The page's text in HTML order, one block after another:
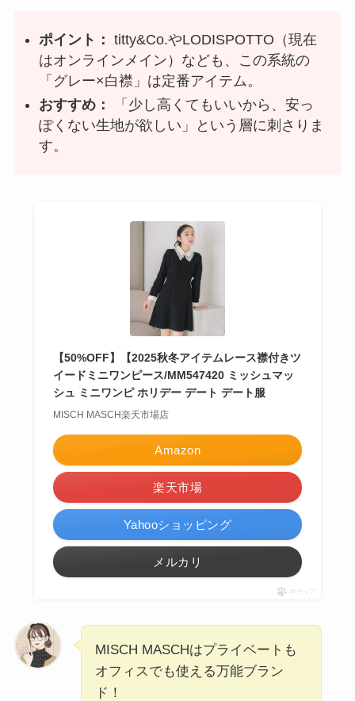
ポイント： titty&Co.やLODISPOTTO（現在
はオンラインメイン）なども、この系統の
「グレー×白襟」は定番アイテム。
おすすめ：
「少し高くてもいいから、安っ
ぽくない生地が欲しい」という層に刺さりま
す。
【50%OFF】【2025秋冬アイテムレース襟付きツ
イードミニワンピース/MM547420 ミッシュマッ
シュ ミニワンピ ホリデー デート デート服
MISCH MASCH楽天市場店
Amazon
楽天市場
Yahooショッピング
メルカリ
ポチップ
MISCH MASCHはプライベートも
オフィスでも使える万能ブラン
ド！